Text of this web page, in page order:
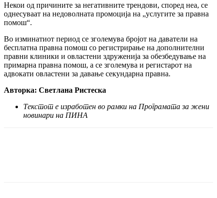
Некои од причините за негативните трендови, според неа, се
однесуваат на недоволната промоција на „услугите за правна
помош“.
Во изминатиот период се зголемува бројот на даватели на
бесплатна правна помош со регистрирање на дополнителни
правни клиники и овластени здруженија за обезбедување на
примарна правна помош, а се зголемува и регистарот на
адвокати овластени за давање секундарна правна.
Авторка: Светлана Ристеска
Текстот е изработен во рамки на Програмата за жени
новинари на ПИНА